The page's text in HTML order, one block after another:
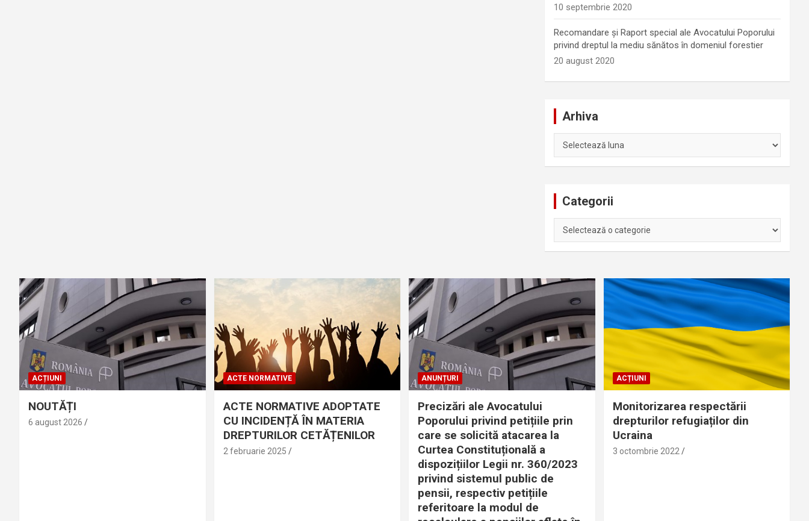
10 septembrie 2020
Recomandare și Raport special ale Avocatului Poporului
privind dreptul la mediu sănătos în domeniul forestier
20 august 2020
Arhiva
Categorii
ACȚIUNI
NOUTĂȚI
6 august 2026
ACTE NORMATIVE
ACTE NORMATIVE ADOPTATE
CU INCIDENȚĂ ÎN MATERIA
DREPTURILOR CETĂȚENILOR
2 februarie 2025
ANUNȚURI
Precizări ale Avocatului
Poporului privind petițiile prin
care se solicită atacarea la
Curtea Constituțională a
dispozițiilor Legii nr. 360/2023
privind sistemul public de
pensii, respectiv petițiile
referitoare la modul de
ACȚIUNI
Monitorizarea respectării
drepturilor refugiaților din
Ucraina
3 octombrie 2022